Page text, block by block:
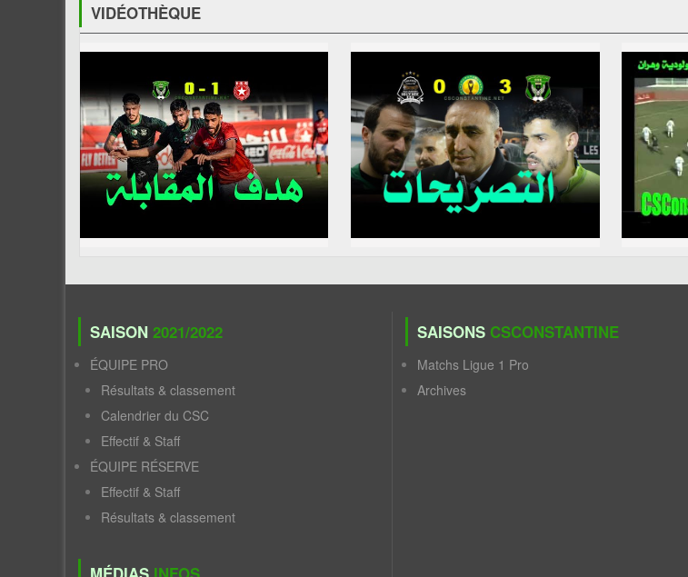
VIDÉOTHÈQUE
SAISON 2021/2022
ÉQUIPE PRO
Résultats & classement
Calendrier du CSC
Effectif & Staff
ÉQUIPE RÉSERVE
Effectif & Staff
Résultats & classement
SAISONS CSCONSTANTINE
Matchs Ligue 1 Pro
Archives